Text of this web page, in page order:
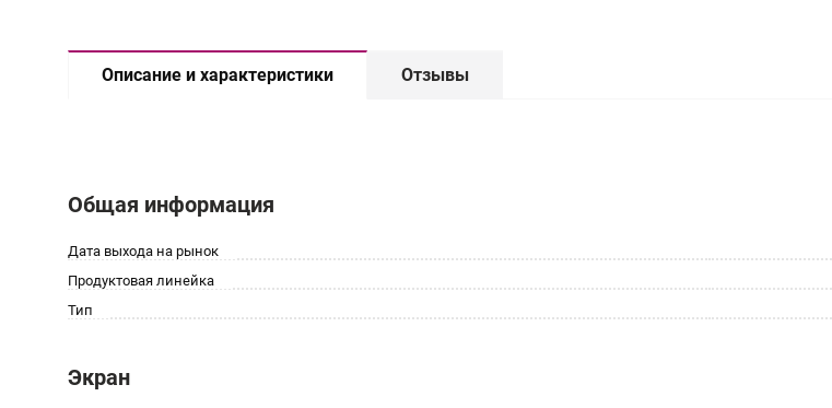
Описание и характеристики Отзывы
Общая информация
Дата выхода на рынок
Продуктовая линейка
Тип
Экран